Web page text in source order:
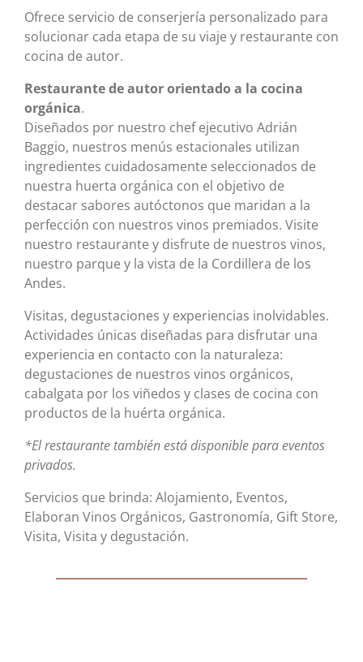
Ofrece servicio de conserjería personalizado para
solucionar cada etapa de su viaje y restaurante con
cocina de autor.
Restaurante de autor orientado a la cocina
orgánica.
Diseñados por nuestro chef ejecutivo Adrián
Baggio, nuestros menús estacionales utilizan
ingredientes cuidadosamente seleccionados de
nuestra huerta orgánica con el objetivo de
destacar sabores autóctonos que maridan a la
perfección con nuestros vinos premiados. Visite
nuestro restaurante y disfrute de nuestros vinos,
nuestro parque y la vista de la Cordillera de los
Andes.
Visitas, degustaciones y experiencias inolvidables.
Actividades únicas diseñadas para disfrutar una
experiencia en contacto con la naturaleza:
degustaciones de nuestros vinos orgánicos,
cabalgata por los viñedos y clases de cocina con
productos de la huérta orgánica.
*El restaurante también está disponible para eventos
privados.
Servicios que brinda: Alojamiento, Eventos,
Elaboran Vinos Orgánicos, Gastronomía, Gift Store,
Visita, Visita y degustación.